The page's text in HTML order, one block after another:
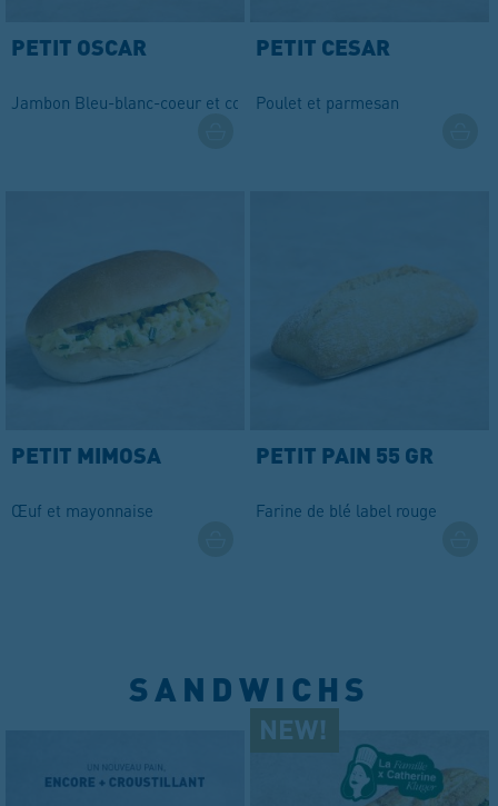
PETIT OSCAR
Jambon Bleu-blanc-coeur et comté AOP
PETIT CESAR
Poulet et parmesan
PETIT MIMOSA
Œuf et mayonnaise
PETIT PAIN 55 GR
Farine de blé label rouge
SANDWICHS